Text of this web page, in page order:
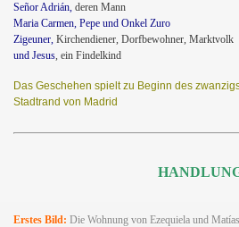
Señor Adrián, deren Mann
Maria Carmen, Pepe und Onkel Zuro
Zigeuner, Kirchendiener, Dorfbewohner, Marktvolk
und Jesus, ein Findelkind
Das Geschehen spielt zu Beginn des
Stadtrand von Madrid
Erstes Bild: Die Wohnung von Ezequiela und Matías